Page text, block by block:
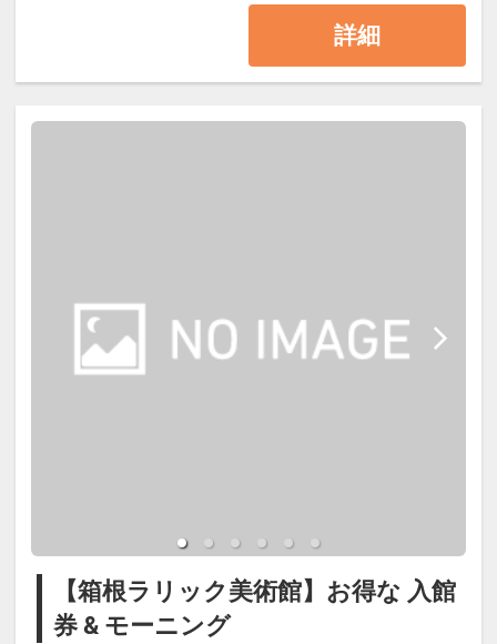
詳細
【箱根ラリック美術館】お得な 入館
券 & モーニング